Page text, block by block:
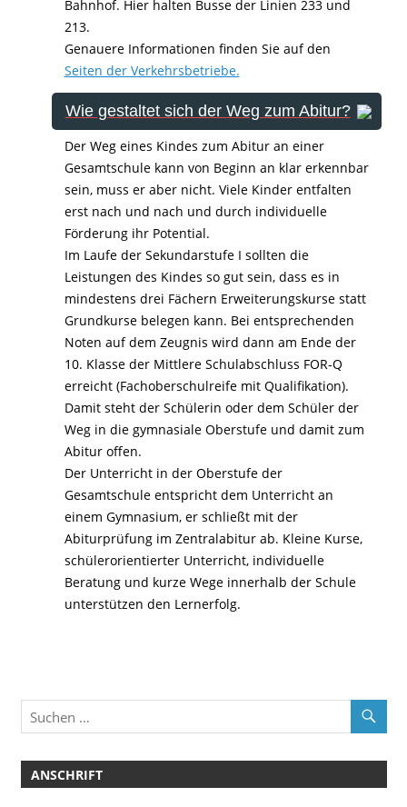
Bahnhof. Hier halten Busse der Linien 233 und
213.
Genauere Informationen finden Sie auf den
Seiten der Verkehrsbetriebe.
Wie gestaltet sich der Weg zum Abitur?
Der Weg eines Kindes zum Abitur an einer
Gesamtschule kann von Beginn an klar erkennbar
sein, muss er aber nicht. Viele Kinder entfalten
erst nach und nach und durch individuelle
Förderung ihr Potential.
Im Laufe der Sekundarstufe I sollten die
Leistungen des Kindes so gut sein, dass es in
mindestens drei Fächern Erweiterungskurse statt
Grundkurse belegen kann. Bei entsprechenden
Noten auf dem Zeugnis wird dann am Ende der
10. Klasse der Mittlere Schulabschluss FOR-Q
erreicht (Fachoberschulreife mit Qualifikation).
Damit steht der Schülerin oder dem Schüler der
Weg in die gymnasiale Oberstufe und damit zum
Abitur offen.
Der Unterricht in der Oberstufe der
Gesamtschule entspricht dem Unterricht an
einem Gymnasium, er schließt mit der
Abiturprüfung im Zentralabitur ab. Kleine Kurse,
schülerorientierter Unterricht, individuelle
Beratung und kurze Wege innerhalb der Schule
unterstützen den Lernerfolg.
ANSCHRIFT